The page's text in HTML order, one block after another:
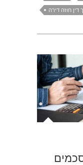
דין חוזה דירה